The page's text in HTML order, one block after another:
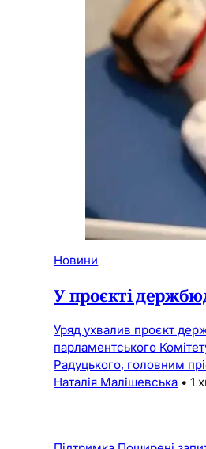
Новини
У проєкті
Уряд ухвалив проєкт
парламентського
Радуцького, головним
Наталія Малішевська • 1